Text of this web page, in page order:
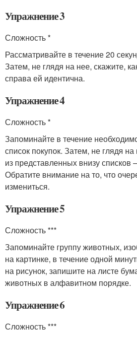
Упражнение 3
Сложность *
Рассматривайте в течение 20
Затем, не глядя на нее, скажите,
справа ей идентична.
Упражнение 4
Сложность *
Запоминайте в течение
список покупок. Затем, не глядя на
из представленных внизу
Обратите внимание на то, что
измениться.
Упражнение 5
Сложность ***
Запоминайте группу животных,
на картинке, в течение одной
на рисунок, запишите на листе
животных в алфавитном порядке.
Упражнение 6
Сложность ***